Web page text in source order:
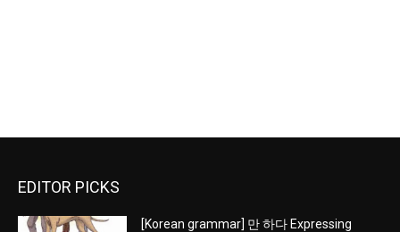
EDITOR PICKS
[Korean grammar] 만 하다 Expressing